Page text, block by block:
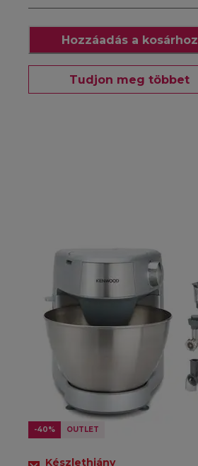
Hozzáadás a kosárhoz
Tudjon meg többet
-40% OUTLET
Készlethiány